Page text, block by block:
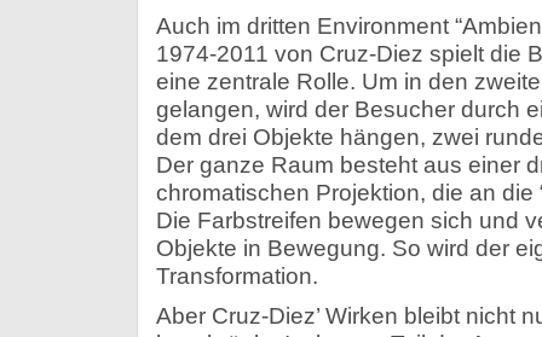
Auch im dritten Environment
1974-2011 von Cruz-Diez spielt die
eine zentrale Rolle. Um in den
gelangen, wird der Besucher durch
dem drei Objekte hängen, zwei
Der ganze Raum besteht aus einer
chromatischen Projektion, die an die
Die Farbstreifen bewegen sich und
Objekte in Bewegung. So wird der
Transformation.
Aber Cruz-Diez’ Wirken bleibt nicht